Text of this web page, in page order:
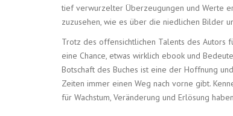
tief verwurzelter Überzeugungen und Werte
zuzusehen, wie es über die niedlichen Bilder
Trotz des offensichtlichen Talents des Autors
eine Chance, etwas wirklich ebook und
Botschaft des Buches ist eine der Hoffnung
Zeiten immer einen Weg nach vorne gibt.
für Wachstum, Veränderung und Erlösung